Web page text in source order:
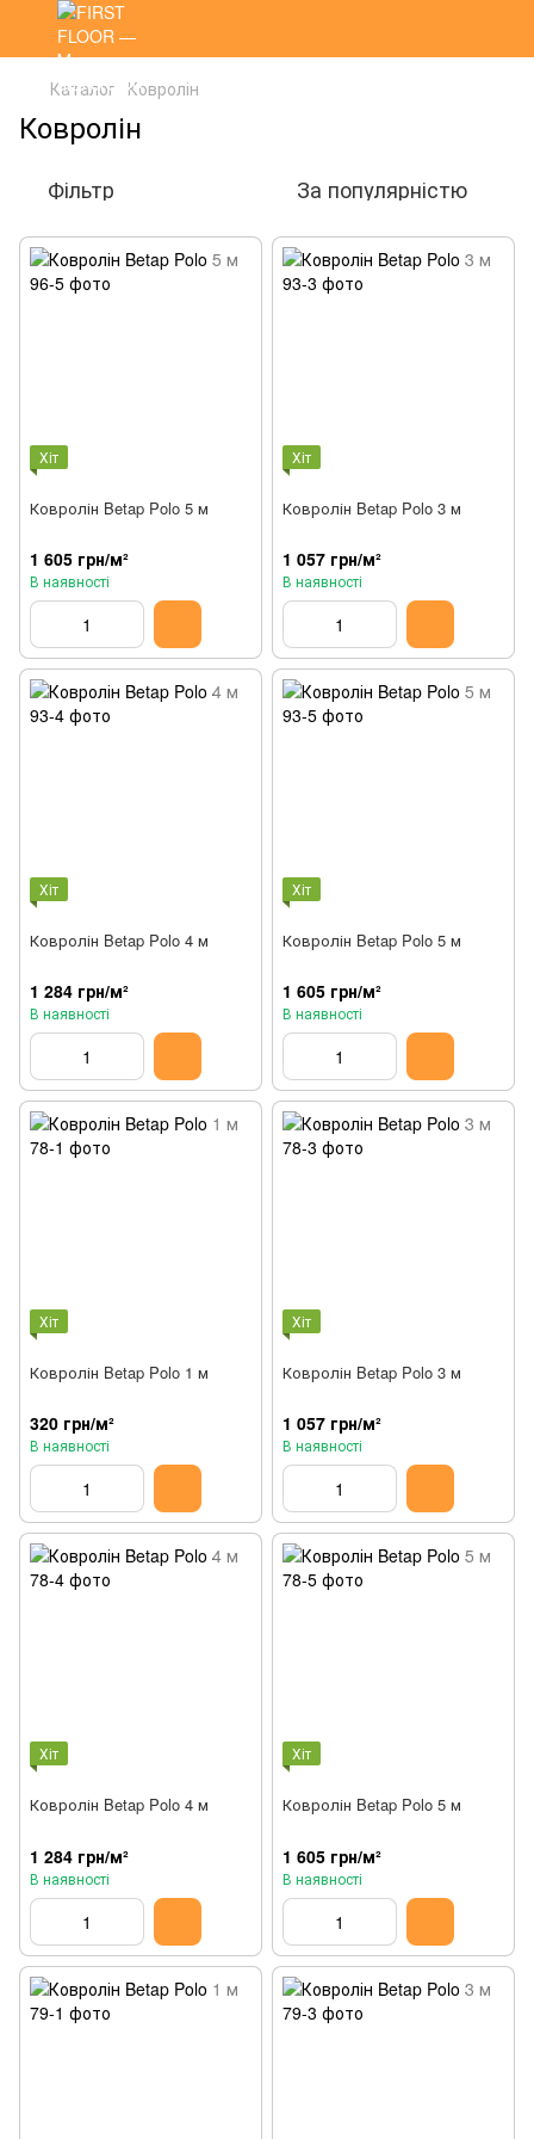
Каталог Ковролін
Ковролін
Фільтр За популярністю
Хіт
Ковролін Betap Polo 5 м
1 605 грн/м²
В наявності
Хіт
Ковролін Betap Polo 3 м
1 057 грн/м²
В наявності
Хіт
Ковролін Betap Polo 4 м
1 284 грн/м²
В наявності
Хіт
Ковролін Betap Polo 5 м
1 605 грн/м²
В наявності
Хіт
Ковролін Betap Polo 1 м
320 грн/м²
В наявності
Хіт
Ковролін Betap Polo 3 м
1 057 грн/м²
В наявності
Хіт
Ковролін Betap Polo 4 м
1 284 грн/м²
В наявності
Хіт
Ковролін Betap Polo 5 м
1 605 грн/м²
В наявності